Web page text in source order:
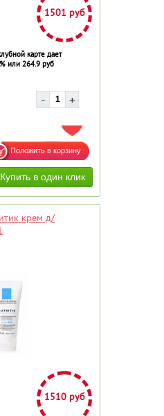
1501 руб
карте дает
или 264.9 руб
ДОБАВИТЬ В ИЗБРАННОЕ
крем д/
1510 руб